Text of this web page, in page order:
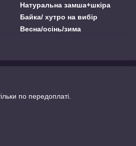
Натуральна замша+шкіра
Байка/ хутро на вибір
Весна/осінь/зима
по передоплаті.